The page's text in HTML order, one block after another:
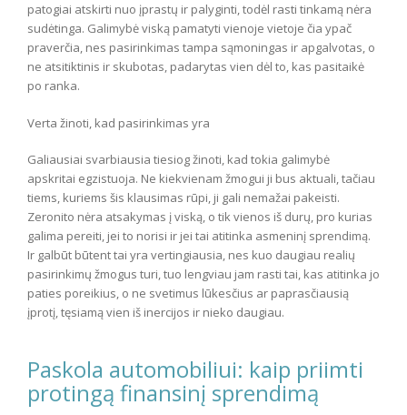
patogiai atskirti nuo įprastų ir palyginti, todėl rasti tinkamą nėra
sudėtinga. Galimybė viską pamatyti vienoje vietoje čia ypač
praverčia, nes pasirinkimas tampa sąmoningas ir apgalvotas, o
ne atsitiktinis ir skubotas, padarytas vien dėl to, kas pasitaikė
po ranka.
Verta žinoti, kad pasirinkimas yra
Galiausiai svarbiausia tiesiog žinoti, kad tokia galimybė
apskritai egzistuoja. Ne kiekvienam žmogui ji bus aktuali, tačiau
tiems, kuriems šis klausimas rūpi, ji gali nemažai pakeisti.
Zeronito nėra atsakymas į viską, o tik vienos iš durų, pro kurias
galima pereiti, jei to norisi ir jei tai atitinka asmeninį sprendimą.
Ir galbūt būtent tai yra vertingiausia, nes kuo daugiau realių
pasirinkimų žmogus turi, tuo lengviau jam rasti tai, kas atitinka jo
paties poreikius, o ne svetimus lūkesčius ar paprasčiausią
įprotį, tęsiamą vien iš inercijos ir nieko daugiau.
Paskola automobiliui: kaip priimti
protingą finansinį sprendimą